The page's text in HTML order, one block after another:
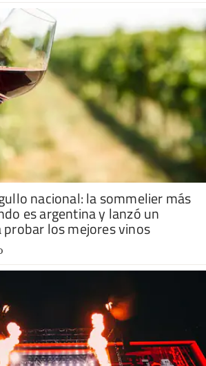
nacional: la sommelier más
es argentina y lanzó un
los mejores vinos